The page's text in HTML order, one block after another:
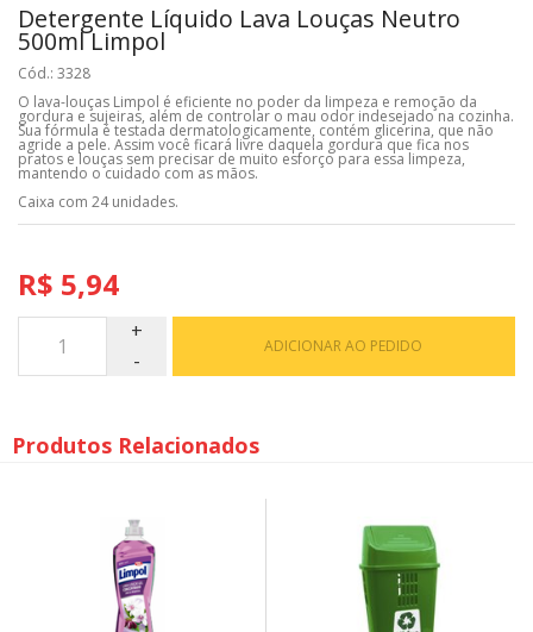
Detergente Líquido Lava Louças Neutro
500ml Limpol
Cód.: 3328
O lava-louças Limpol é eficiente no poder da limpeza e remoção da
gordura e sujeiras, além de controlar o mau odor indesejado na cozinha.
Sua fórmula é testada dermatologicamente, contém glicerina, que não
agride a pele. Assim você ficará livre daquela gordura que fica nos
pratos e louças sem precisar de muito esforço para essa limpeza,
mantendo o cuidado com as mãos.
Caixa com 24 unidades.
R$ 5,94
ADICIONAR AO PEDIDO
Produtos Relacionados